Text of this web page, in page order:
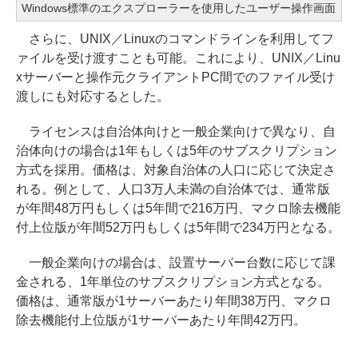
Windows標準のエクスプローラーを使用したユーザー操作画面
さらに、UNIX／Linuxのコマンドラインを利用してフ
ァイルを受け渡すことも可能。これにより、UNIX／Linu
xサーバーと操作元クライアントPC間でのファイル受け
渡しにも対応するとした。
ライセンスは自治体向けと一般企業向けで異なり、自
治体向けの場合は1年もしくは5年のサブスクリプション
方式を採用。価格は、対象自治体の人口に応じて決定さ
れる。例として、人口3万人未満の自治体では、通常版
が年間48万円もしくは5年間で216万円、マクロ除去機能
付上位版が年間52万円もしくは5年間で234万円となる。
一般企業向けの場合は、設置サーバー台数に応じて課
金される、1年単位のサブスクリプション方式となる。
価格は、通常版が1サーバーあたり年間38万円、マクロ
除去機能付上位版が1サーバーあたり年間42万円。